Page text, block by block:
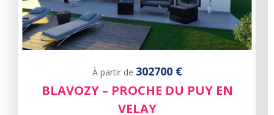
À partir de 302700 €
BLAVOZY – PROCHE DU PUY EN
VELAY